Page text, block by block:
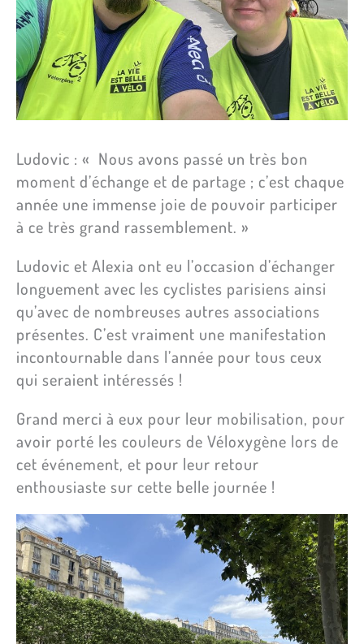
Ludovic : « Nous avons passé un très bon
moment d’échange et de partage ; c’est chaque
année une immense joie de pouvoir participer
à ce très grand rassemblement. »
Ludovic et Alexia ont eu l’occasion d’échanger
longuement avec les cyclistes parisiens ainsi
qu’avec de nombreuses autres associations
présentes. C’est vraiment une manifestation
incontournable dans l’année pour tous ceux
qui seraient intéressés !
Grand merci à eux pour leur mobilisation, pour
avoir porté les couleurs de Véloxygène lors de
cet événement, et pour leur retour
enthousiaste sur cette belle journée !